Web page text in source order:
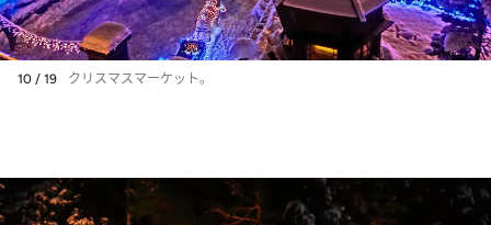
10 / 19 クリスマスマーケット。